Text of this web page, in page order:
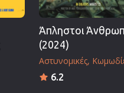
Θρίλερ
Ιστορικές
Καταστροφής
Άπληστοι
(2024)
Αστυνομικές
6.2